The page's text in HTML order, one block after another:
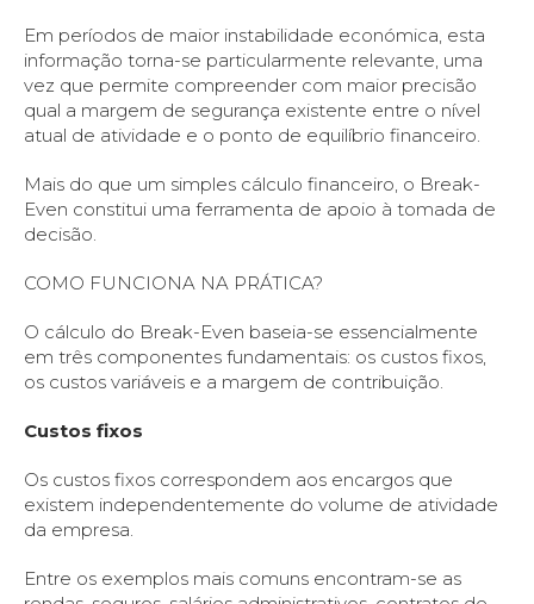
Em períodos de maior instabilidade económica, esta
informação torna-se particularmente relevante, uma
vez que permite compreender com maior precisão
qual a margem de segurança existente entre o nível
atual de atividade e o ponto de equilíbrio financeiro.
Mais do que um simples cálculo financeiro, o Break-
Even constitui uma ferramenta de apoio à tomada de
decisão.
COMO FUNCIONA NA PRÁTICA?
O cálculo do Break-Even baseia-se essencialmente
em três componentes fundamentais: os custos fixos,
os custos variáveis e a margem de contribuição.
Custos fixos
Os custos fixos correspondem aos encargos que
existem independentemente do volume de atividade
da empresa.
Entre os exemplos mais comuns encontram-se as